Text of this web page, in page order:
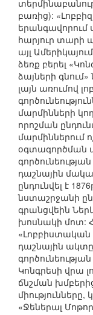
բառից):
երանգավորում
հարյուր տարի
այլ
ձեռք բերել
ձայների գնում»
լայն առումով
մարմինների
որոշման
մարմիններում
օգտագործման
դաշնային
ընդունվել է
նստաշրջանի
գրանցվեին
խոսնակի մոտ:
«Լոբբիստական
դաշնային
Կոնգրեսի վրա
ճնշման
միությունները,
«Ջեներալ